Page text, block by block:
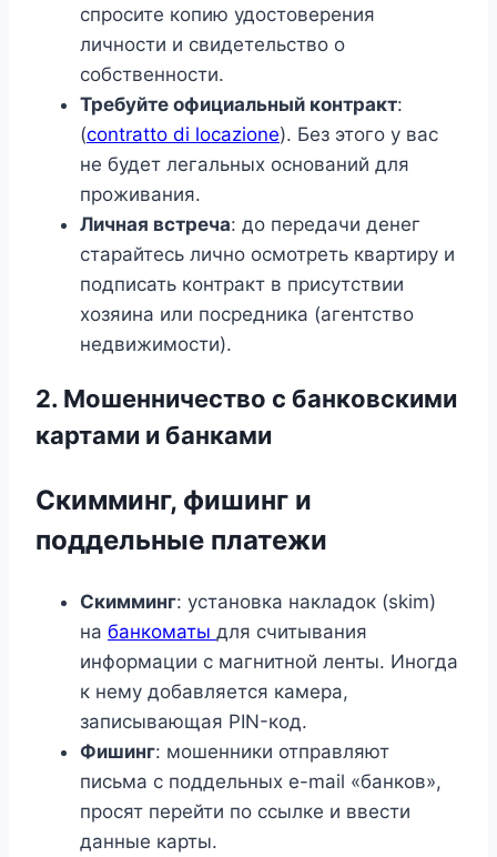
спросите копию удостоверения
личности и свидетельство о
собственности.
Требуйте официальный контракт:
(contratto di locazione). Без этого у вас
не будет легальных оснований для
проживания.
Личная встреча: до передачи денег
старайтесь лично осмотреть квартиру и
подписать контракт в присутствии
хозяина или посредника (агентство
недвижимости).
2. Мошенничество с банковскими
картами и банками
Скимминг, фишинг и
поддельные платежи
Скимминг: установка накладок (skim)
на банкоматы для считывания
информации с магнитной ленты. Иногда
к нему добавляется камера,
записывающая PIN-код.
Фишинг: мошенники отправляют
письма с поддельных e-mail «банков»,
просят перейти по ссылке и ввести
данные карты.